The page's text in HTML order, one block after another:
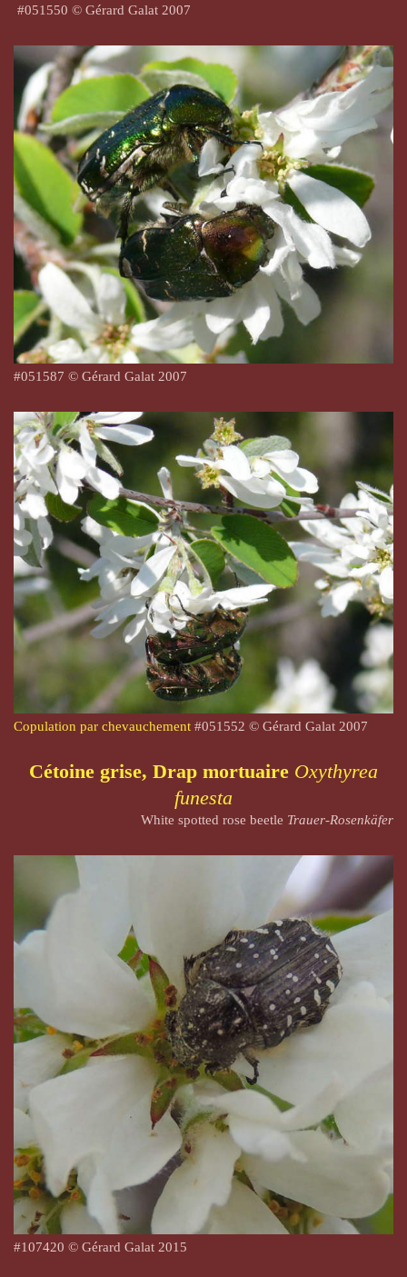
#051550 © Gérard Galat 2007
#051587 © Gérard Galat 2007
Copulation par chevauchement #051552 © Gérard Galat 2007
Cétoine grise, Drap mortuaire Oxythyrea
funesta
White spotted rose beetle Trauer-Rosenkäfer
#107420 © Gérard Galat 2015